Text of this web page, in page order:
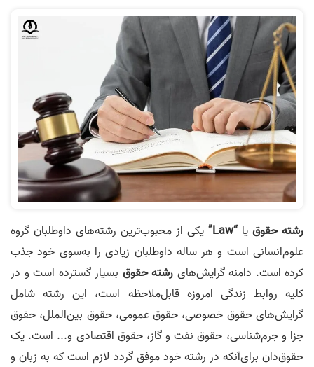
رشته‌ حقوق یا “Law”
یکی از محبوب‌ترین رشته‌های داوطلبان گروه
علوم‌انسانی است و هر ساله داوطلبان زیادی را به‌سوی خود جذب
کرده است. دامنه گرایش‌های رشته‌ حقوق بسیار گسترده است و در
کلیه‌ روابط زندگی امروزه قابل‌ملاحظه است، این رشته شامل
گرایش‌های حقوق خصوصی، حقوق عمومی، حقوق بین‌الملل، حقوق
جزا و جرم‌شناسی، حقوق نفت و گاز، حقوق اقتصادی و... است. یک
حقوق‌دان برای‌آنکه در رشته‌ خود موفق گردد لازم است که به زبان و